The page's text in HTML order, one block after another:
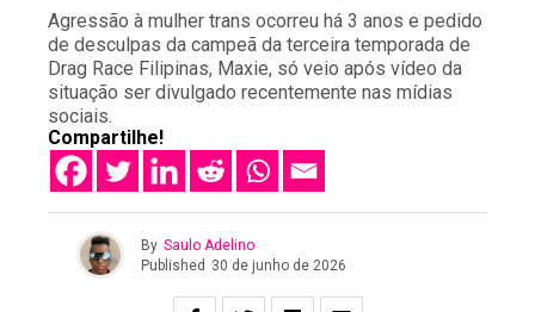
Agressão à mulher trans ocorreu há 3 anos e pedido
de desculpas da campeã da terceira temporada de
Drag Race Filipinas, Maxie, só veio após vídeo da
situação ser divulgado recentemente nas mídias
sociais.
Compartilhe!
By Saulo Adelino
Published 30 de junho de 2026